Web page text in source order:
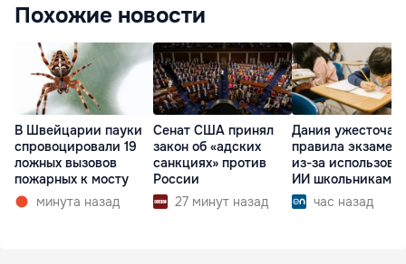
Похожие новости
В Швейцарии пауки
спровоцировали 19
ложных вызовов
пожарных к мосту
минута назад
Сенат США принял
закон об «адских
санкциях» против
России
27 минут назад
Дания
правила
из-за
ИИ школьниками
час назад